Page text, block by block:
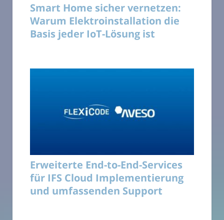
Smart Home sicher vernetzen:
Warum Elektroinstallation die
Basis jeder IoT-Lösung ist
Erweiterte End-to-End-Services
für IFS Cloud Implementierung
und umfassenden Support